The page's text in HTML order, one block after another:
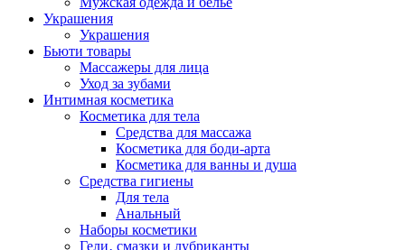
Украшения
Украшения
Бьюти товары
Массажеры для лица
Уход за зубами
Интимная косметика
Косметика для тела
Средства для массажа
Косметика для боди-арта
Косметика для ванны и душа
Средства гигиены
Для тела
Анальный
Наборы косметики
Гели‚ смазки и лубриканты